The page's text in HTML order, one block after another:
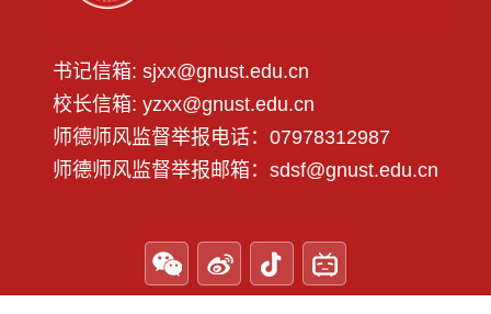
书记信箱: sjxx@gnust.edu.cn
校长信箱: yzxx@gnust.edu.cn
师德师风监督举报电话：07978312987
师德师风监督举报邮箱：sdsf@gnust.edu.cn